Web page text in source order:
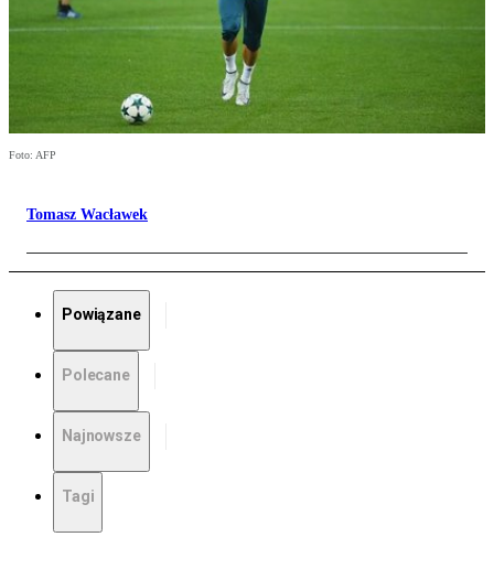
Foto: AFP
Tomasz Wacławek
Powiązane
Polecane
Najnowsze
Tagi